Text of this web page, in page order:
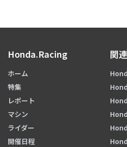
Honda.Racing
ホーム
特集
レポート
マシン
ライダー
開催日程
関